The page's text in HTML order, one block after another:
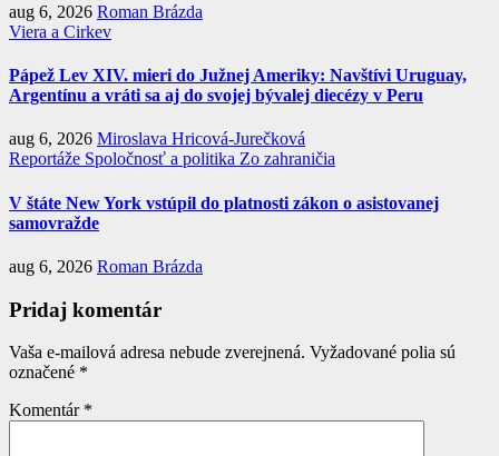
aug 6, 2026 Roman Brázda
Viera a Cirkev
Pápež Lev XIV. mieri do Južnej Ameriky: Navštívi Uruguay,
Argentínu a vráti sa aj do svojej bývalej diecézy v Peru
aug 6, 2026 Miroslava Hricová-Jurečková
Reportáže Spoločnosť a politika Zo zahraničia
V štáte New York vstúpil do platnosti zákon o asistovanej
samovražde
aug 6, 2026 Roman Brázda
Pridaj komentár
Vaša e-mailová adresa nebude zverejnená. Vyžadované polia sú
označené *
Komentár *